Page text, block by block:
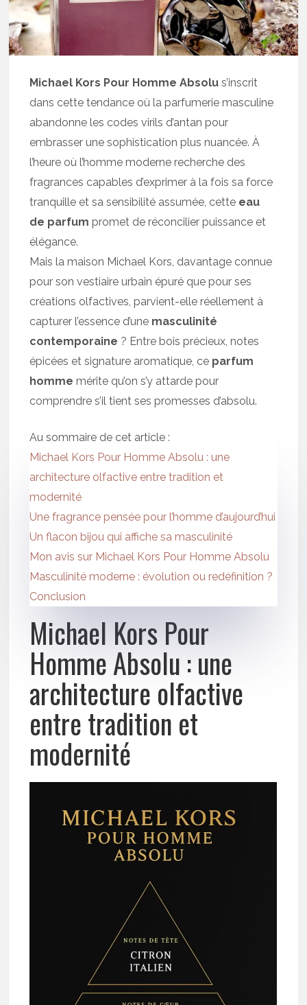
Michael Kors Pour Homme Absolu s’inscrit
dans cette tendance où la parfumerie masculine
abandonne les codes virils d’antan pour
embrasser une sophistication plus nuancée. À
l’heure où l’homme moderne recherche des
fragrances capables d’exprimer à la fois sa force
tranquille et sa sensibilité assumée, cette eau
de parfum promet de réconcilier puissance et
élégance.
Mais la maison Michael Kors, davantage connue
pour son vestiaire urbain épuré que pour ses
créations olfactives, parvient-elle réellement à
capturer l’essence d’une masculinité
contemporaine ? Entre bois précieux, notes
épicées et signature aromatique, ce parfum
homme mérite qu’on s’y attarde pour
comprendre s’il tient ses promesses d’absolu.
Au sommaire de cet article :
Michael Kors Pour Homme Absolu : une
architecture olfactive entre tradition et
modernité
Une fragrance pensée pour l’homme d’aujourd’hui
Un flacon bijou qui affiche sa masculinité
Mon avis sur Michael Kors Pour Homme Absolu
Masculinité moderne : évolution ou redéfinition ?
Conclusion
Michael Kors Pour
Homme Absolu : une
architecture olfactive
entre tradition et
modernité